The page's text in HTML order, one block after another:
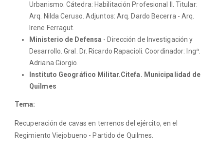
Urbanismo. Cátedra: Habilitación Profesional II. Titular:
Arq. Nilda Ceruso. Adjuntos: Arq. Dardo Becerra - Arq.
Irene Ferragut.
Ministerio de Defensa - Dirección de Investigación y
Desarrollo. Gral. Dr. Ricardo Rapacioli. Coordinador: Ingª.
Adriana Giorgio.
Instituto Geográfico Militar.Citefa. Municipalidad de
Quilmes
Tema:
Recuperación de cavas en terrenos del ejército, en el
Regimiento Viejobueno - Partido de Quilmes.